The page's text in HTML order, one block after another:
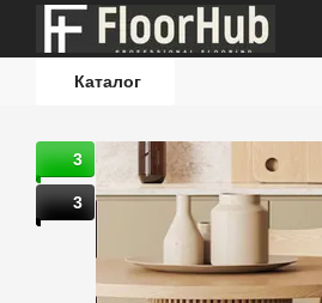
Перейти до основного контенту
Каталог
3
3